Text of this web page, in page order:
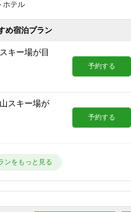
ホテル
め宿泊プラン
キー場が目
予約する
スキー場が
予約する
場が目の